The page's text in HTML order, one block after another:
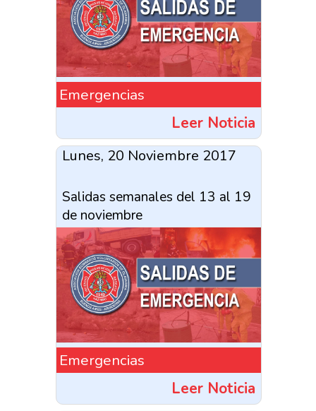
Emergencias
Leer Noticia
Lunes, 20 Noviembre 2017
Salidas semanales del 13 al 19
de noviembre
Emergencias
Leer Noticia